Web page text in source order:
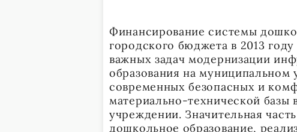
Финансирование системы
городского бюджета в 2013
важных задач модернизации
образования на муниципальном
современных безопасных и
материально-технической базы
учреждении. Значительная
дошкольное образование,